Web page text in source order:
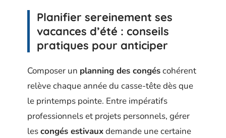
Planifier sereinement ses
vacances d’été : conseils
pratiques pour anticiper
Composer un planning des congéscohérent
relève chaque année du casse-tête dès que
le printemps pointe. Entre impératifs
professionnels et projets personnels, gérer
lescongés estivauxdemande une certaine